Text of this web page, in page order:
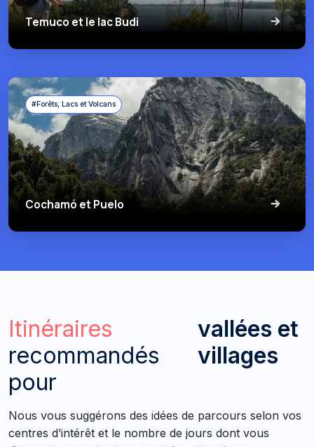
Temuco et le lac Budi
#Forêts, Lacs et Volcans
Cochamó et Puelo
Itinéraires
recommandés
pour
vallées et
villages
Nous vous suggérons des idées de parcours selon vos
centres d’intérêt et le nombre de jours dont vous